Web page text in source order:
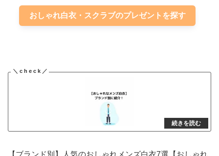
おしゃれ白衣・スクラブのプレゼントを探す